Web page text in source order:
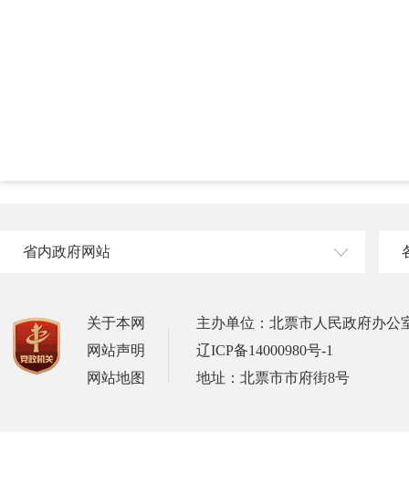
省内政府网站
关于本网
网站声明
网站地图
主办单位：北票市人民政府办公
辽ICP备14000980号-1
地址：北票市市府街8号